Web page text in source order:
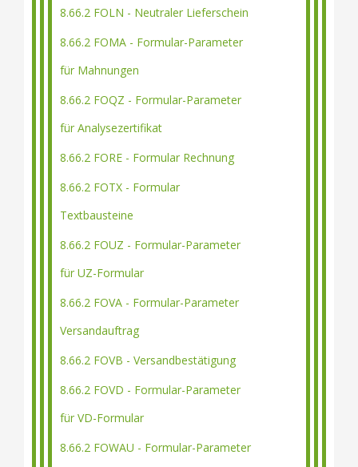
8.66.2 FOLN - Neutraler Lieferschein
8.66.2 FOMA - Formular-Parameter
für Mahnungen
8.66.2 FOQZ - Formular-Parameter
für Analysezertifikat
8.66.2 FORE - Formular Rechnung
8.66.2 FOTX - Formular
Textbausteine
8.66.2 FOUZ - Formular-Parameter
für UZ-Formular
8.66.2 FOVA - Formular-Parameter
Versandauftrag
8.66.2 FOVB - Versandbestätigung
8.66.2 FOVD - Formular-Parameter
für VD-Formular
8.66.2 FOWAU - Formular-Parameter